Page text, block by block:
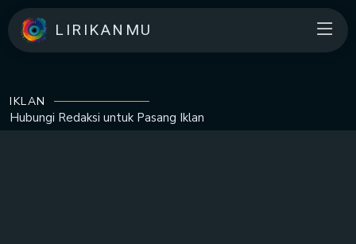
LIRIKANMU
IKLAN
Hubungi Redaksi untuk Pasang Iklan